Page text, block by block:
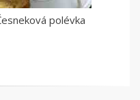
polévka